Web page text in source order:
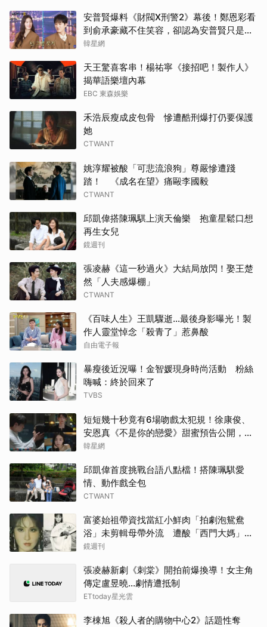
安普賢爆料《財閥X刑警2》幕後！鄭恩彩看
到俞承豪藏不住笑容，卻認為安普賢只是
「搞笑男」
韓星網
天王驚喜客串！楊祐寧《接招吧！製作人》
揭華語樂壇內幕
EBC 東森娛樂
禾浩辰瘦成皮包骨 慘遭酷刑爆打仍要保護
她
CTWANT
姚淳耀被酸「可悲流浪狗」尊嚴慘遭踐
踏！ 《成名在望》痛毆李國毅
CTWANT
邱凱偉搭陳珮騏上演天倫樂 抱童星鬆口想
再生女兒
鏡週刊
張凌赫《這一秒過火》大結局放閃！娶王楚
然「人夫感爆棚」
CTWANT
《百味人生》王凱驟逝…最後身影曝光！製
作人靈堂悼念「殺青了」惹鼻酸
自由電子報
暴瘦後近況曝！金智媛現身時尚活動 粉絲
嗨喊：終於回來了
TVBS
短短幾十秒竟有6場吻戲太犯規！徐康俊、
安恩真《不是你的戀愛》甜蜜預告公開，網
友直呼：太期待了！
韓星網
邱凱偉首度挑戰台語八點檔！搭陳珮騏愛
情、動作戲全包
CTWANT
富婆始祖帶資找當紅小鮮肉「拍劇泡鴛鴦
浴」未剪輯母帶外流 遭酸「西門大媽」真
實年齡曝
鏡週刊
張凌赫新劇《刺棠》開拍前爆換導！女主角
傳定盧昱曉…劇情遭抵制
ETtoday星光雲
李棟旭《殺人者的購物中心2》話題性奪